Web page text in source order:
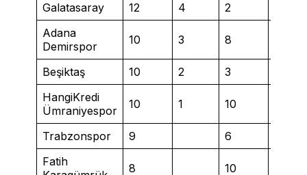
Galatasaray
12 4 2
Adana
Demirspor
10 3 8
Beşiktaş 10 2 3
HangiKredi
Ümraniyespor
10 1 10
Trabzonspor 9
6
Fatih
8 10